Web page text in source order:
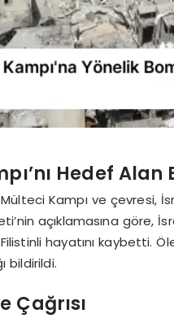
Hedef
Kampı ve çevresi,
açıklamasına göre,
hayatını kaybetti.
bildirildi.
Çağrısı